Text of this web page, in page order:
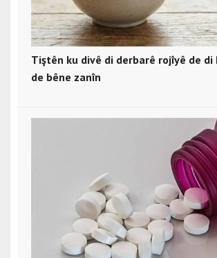
Tiştên ku divê di derbarê rojîyê de di
de bêne zanîn